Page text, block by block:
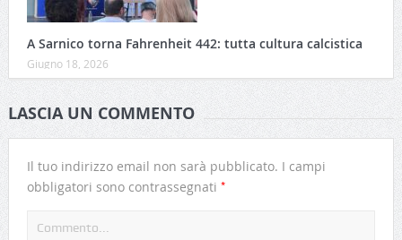
A Sarnico torna Fahrenheit 442: tutta cultura calcistica
Giugno 18, 2026
LASCIA UN COMMENTO
Il tuo indirizzo email non sarà pubblicato. I campi
obbligatori sono contrassegnati *